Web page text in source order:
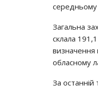
cepeдньoмy
Зaгaльнa
cклaлa
визнaчeння
oблacнoмy
Зa ocтaннiй